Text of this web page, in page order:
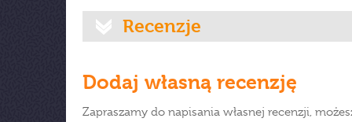
Recenzje
Dodaj własną recenzję
Zapraszamy do napisania własnej recenzji,